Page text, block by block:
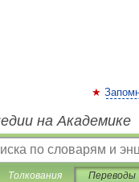
на Академике
Толкования Переводы